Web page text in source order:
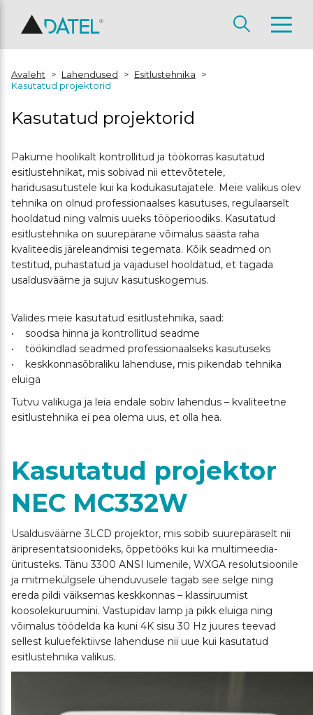
Avaleht > Lahendused > Esitlustehnika
>
Kasutatud projektorid
Kasutatud projektorid
Pakume hoolikalt kontrollitud ja töökorras kasutatud
esitlustehnikat, mis sobivad nii ettevõtetele,
haridusasutustele kui ka kodukasutajatele. Meie valikus olev
tehnika on olnud professionaalses kasutuses, regulaarselt
hooldatud ning valmis uueks tööperioodiks. Kasutatud
esitlustehnika on suurepärane võimalus säästa raha
kvaliteedis järeleandmisi tegemata. Kõik seadmed on
testitud, puhastatud ja vajadusel hooldatud, et tagada
usaldusväärne ja sujuv kasutuskogemus.
Valides meie kasutatud esitlustehnika, saad:
• soodsa hinna ja kontrollitud seadme
• töökindlad seadmed professionaalseks kasutuseks
• keskkonnasõbraliku lahenduse, mis pikendab tehnika
eluiga
Tutvu valikuga ja leia endale sobiv lahendus – kvaliteetne
esitlustehnika ei pea olema uus, et olla hea.
Kasutatud projektor
NEC MC332W
Usaldusväärne 3LCD projektor, mis sobib suurepäraselt nii
äripresentatsioonideks, õppetööks kui ka multimeedia-
üritusteks. Tänu 3300 ANSI lumenile, WXGA resolutsioonile
ja mitmekülgsele ühenduvusele tagab see selge ning
ereda pildi väiksemas keskkonnas – klassiruumist
koosolekuruumini. Vastupidav lamp ja pikk eluiga ning
võimalus töödelda ka kuni 4K sisu 30 Hz juures teevad
sellest kuluefektiivse lahenduse nii uue kui kasutatud
esitlustehnika valikus.